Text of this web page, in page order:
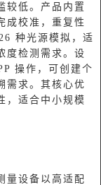
较低。产品内置
成校准，重复性
种光源模拟，适
度检测需求。设
操作，可创建个
需求。其核心优
，适合中小规模
量设备以高适配